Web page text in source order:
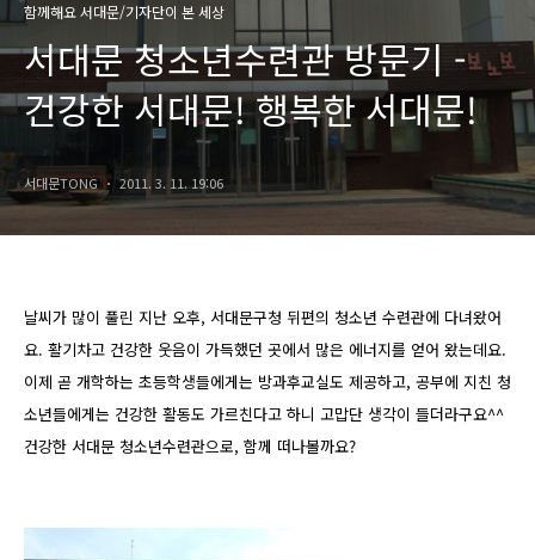
함께해요 서대문/기자단이 본 세상
서대문 청소년수련관 방문기 -
건강한 서대문! 행복한 서대문!
서대문TONG 2011. 3. 11. 19:06
날씨가 많이 풀린 지난 오후, 서대문구청 뒤편의 청소년 수련관에 다녀왔어
요. 활기차고 건강한 웃음이 가득했던 곳에서 많은 에너지를 얻어 왔는데요.
이제 곧 개학하는 초등학생들에게는 방과후교실도 제공하고, 공부에 지친 청
소년들에게는 건강한 활동도 가르친다고 하니 고맙단 생각이 들더라구요^^
건강한 서대문 청소년수련관으로, 함께 떠나볼까요?